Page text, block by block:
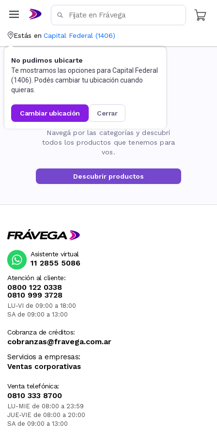
Estás en Capital Federal (1406)
No pudimos ubicarte
Te mostramos las opciones para Capital Federal
(1406). Podés cambiar tu ubicación cuando
quieras.
cambiar ubicación cerrar
La página no existe
Navegá por las categorías y descubrí
todos los productos que tenemos para
vos.
Descubrir productos
Atención al cliente:
0800 122 0338
0810 999 3728
LU-VI de 09:00 a 18:00
SA de 09:00 a 13:00
Cobranza de créditos:
cobranzas@fravega.com.ar
Servicios a empresas:
Ventas corporativas
Venta telefónica:
0810 333 8700
LU-MIE de 08:00 a 23:59
JUE-VIE de 08:00 a 20:00
SA de 09:00 a 13:00
Asistente virtual
11 2855 5086